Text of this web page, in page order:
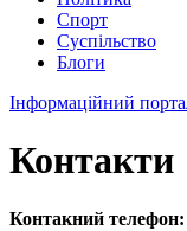
Спорт
Суспільство
Блоги
Інформаційний
Контакти
Контакний телефон: